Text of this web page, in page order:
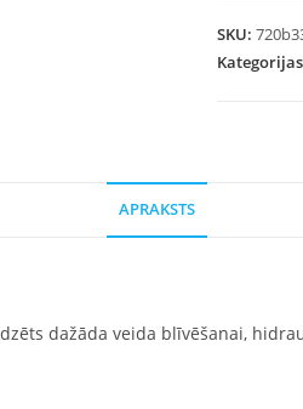
SKU:
APRAKSTS
dažāda veida blīvēšanai,